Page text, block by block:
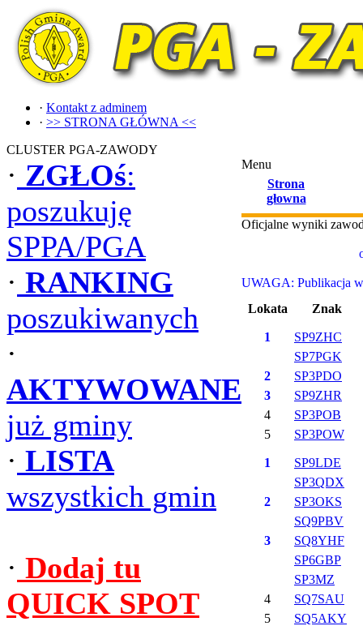
· Kontakt z adminem
· >> STRONA GŁÓWNA <<
CLUSTER PGA-ZAWODY
· ZGŁOś:
poszukuję
SPPA/PGA
· RANKING
poszukiwanych
·
AKTYWOWANE
już gminy
· LISTA
wszystkich gmin
· Dodaj tu
QUICK SPOT
Menu
Strona
głowna
Oficjalne wyniki
UWAGA: Publikacja
Lokata
Znak
1
SP9ZHC
SP7PGK
2
SP3PDO
3
SP9ZHR
4
SP3POB
5
SP3POW
1
SP9LDE
SP3QDX
2
SP3OKS
SQ9PBV
3
SQ8YHF
SP6GBP
SP3MZ
4
SQ7SAU
5
SQ5AKY